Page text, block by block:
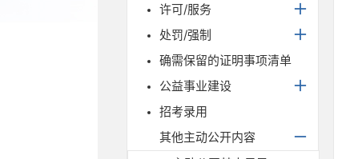
许可/服务
处罚/强制
确需保留的证明事项清单
公益事业建设
招考录用
其他主动公开内容